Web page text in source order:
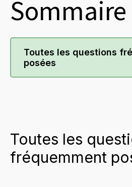
Sommaire
Toutes les questions
posées
Toutes les
fréquemment